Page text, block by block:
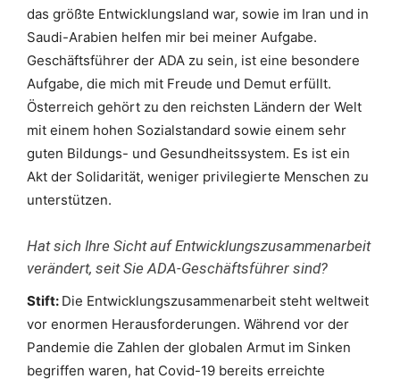
das größte Entwicklungsland war, sowie im Iran und in
Saudi-Arabien helfen mir bei meiner Aufgabe.
Geschäftsführer der ADA zu sein, ist eine besondere
Aufgabe, die mich mit Freude und Demut erfüllt.
Österreich gehört zu den reichsten Ländern der Welt
mit einem hohen Sozialstandard sowie einem sehr
guten Bildungs- und Gesundheitssystem. Es ist ein
Akt der Solidarität, weniger privilegierte Menschen zu
unterstützen.
Hat sich Ihre Sicht auf Entwicklungszusammenarbeit
verändert, seit Sie ADA-Geschäftsführer sind?
Stift: Die Entwicklungszusammenarbeit steht weltweit
vor enormen Herausforderungen. Während vor der
Pandemie die Zahlen der globalen Armut im Sinken
begriffen waren, hat Covid-19 bereits erreichte